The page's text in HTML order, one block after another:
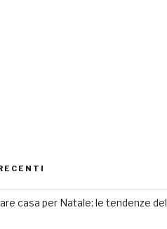
casa per Natale: le tendenze del